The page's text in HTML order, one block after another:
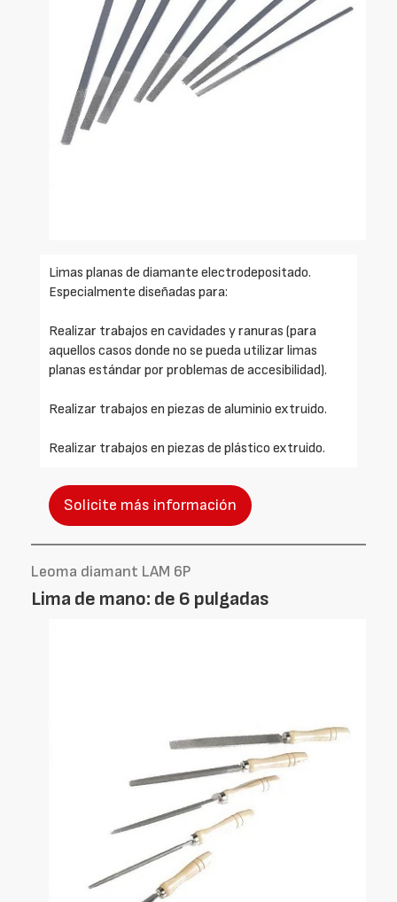
Limas planas de diamante electrodepositado.
Especialmente diseñadas para:
Realizar trabajos en cavidades y ranuras (para
aquellos casos donde no se pueda utilizar limas
planas estándar por problemas de accesibilidad).
Realizar trabajos en piezas de aluminio extruido.
Realizar trabajos en piezas de plástico extruido.
Solicite más información
Leoma diamant LAM 6P
Lima de mano: de 6 pulgadas